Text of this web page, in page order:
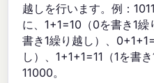
越しを行います。例：
に、1+1=10（0を書き1
書き1繰り越し）、
し）、1+1+1=11（1を書
11000。